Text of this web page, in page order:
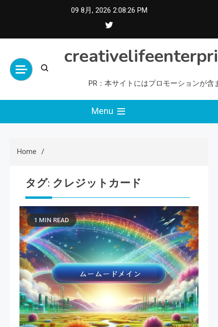
09 8月, 2026 2:08:27 PM
PR：本サイトにはプロモーションが含
Menu
Home
タグ: クレジットカード
1 MIN READ